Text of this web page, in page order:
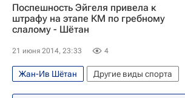
Кубок мира по гребному слалому
Поспешность Эйгеля привела к
штрафу на этапе КМ по гребному
слалому - Шётан
21 июня 2014, 23:33 4
Жан-Ив Шётан
Другие виды спорта
Кубок мира по гребному слалому